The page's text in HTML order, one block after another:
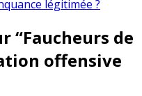
légitimée ?
“Faucheurs de
offensive